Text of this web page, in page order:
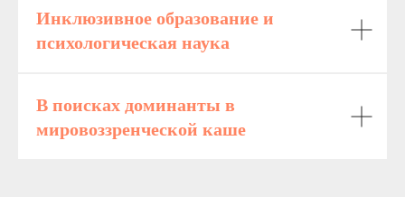
Инклюзивное образование и
психологическая наука
В поисках доминанты в
мировоззренческой каше